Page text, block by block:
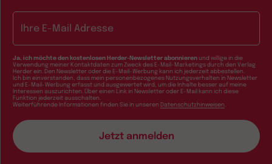
Ja, ich möchte den kostenlosen Herder-Newsletter abonnieren und willige in die
Verwendung meiner Kontaktdaten zum Zweck des E-Mail-Marketings durch den Verlag
Herder ein. Den Newsletter oder die E-Mail-Werbung kann ich jederzeit abbestellen.
Ich bin einverstanden, dass mein personenbezogenes Nutzungsverhalten in Newsletter
und E-Mail-Werbung erfasst und ausgewertet wird, um die Inhalte besser auf meine
Interessen auszurichten. Über einen Link in Newsletter oder E-Mail kann ich diese
Funktion jederzeit ausschalten.
Weiterführende Informationen finden Sie in unseren Datenschutzhinweisen .